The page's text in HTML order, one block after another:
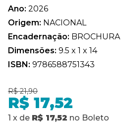
Ano: 2026
Origem: NACIONAL
Encadernação: BROCHURA
Dimensões: 9.5 x 1 x 14
ISBN: 9786588751343
R$ 21,90
R$ 17,52
1 x de R$ 17,52 no Boleto